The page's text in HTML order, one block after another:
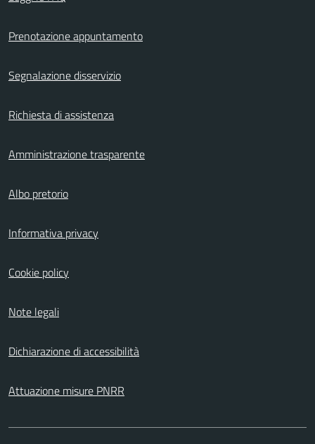
Prenotazione appuntamento
Segnalazione disservizio
Richiesta di assistenza
Amministrazione trasparente
Albo pretorio
Informativa privacy
Cookie policy
Note legali
Dichiarazione di accessibilità
Attuazione misure PNRR